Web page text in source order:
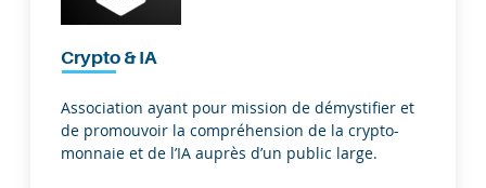
Crypto & IA
Association ayant pour mission de démystifier et
de promouvoir la compréhension de la crypto-
monnaie et de l’IA auprès d’un public large.